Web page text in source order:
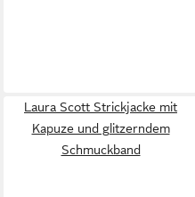
Laura Scott Strickjacke mit
Kapuze und glitzerndem
Schmuckband